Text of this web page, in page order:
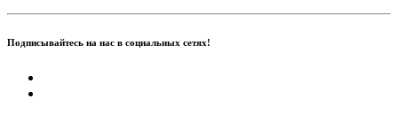
Подписывайтесь на нас в социальных сетях!